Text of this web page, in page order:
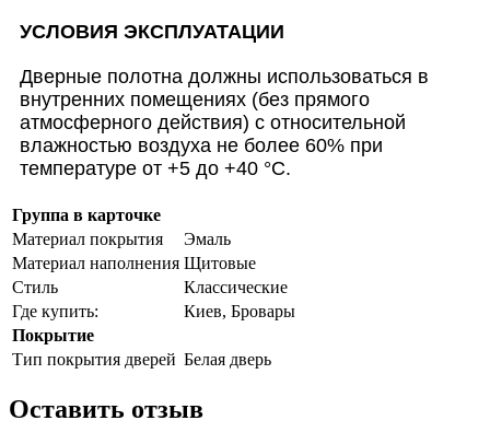
УСЛОВИЯ ЭКСПЛУАТАЦИИ
Дверные полотна должны использоваться в
внутренних помещениях (без прямого
атмосферного действия) с относительной
влажностью воздуха не более 60% при
температуре от +5 до +40 °С.
Группа в карточке
Материал покрытия
Эмаль
Материал наполнения Щитовые
Стиль
Классические
Где купить:
Киев, Бровары
Покрытие
Тип покрытия дверей Белая дверь
Оставить отзыв